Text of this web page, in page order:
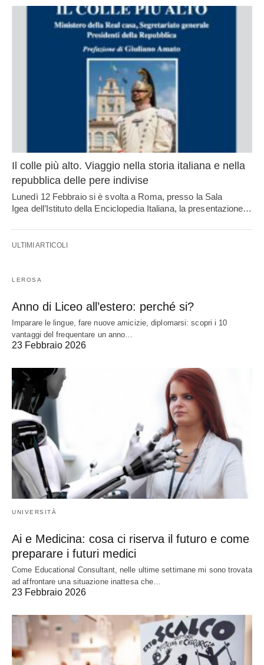
Il colle più alto. Viaggio nella storia italiana e nella
repubblica delle pere indivise
Lunedì 12 Febbraio si è svolta a Roma, presso la Sala
Igea dell’Istituto della Enciclopedia Italiana, la presentazione…
ULTIMI ARTICOLI
LEROSA
Anno di Liceo all’estero: perché si?
Imparare le lingue, fare nuove amicizie, diplomarsi: scopri i 10
vantaggi del frequentare un anno…
23 Febbraio 2026
UNIVERSITÀ
Ai e Medicina: cosa ci riserva il futuro e come
preparare i futuri medici
Come Educational Consultant, nelle ultime settimane mi sono trovata
ad affrontare una situazione inattesa che…
23 Febbraio 2026